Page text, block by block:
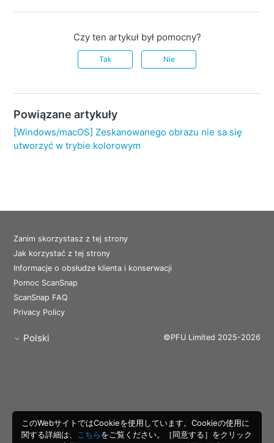
Czy ten artykuł był pomocny?
Tak Nie
Powiązane artykuły
[Windows/macOS] Zeskanowanego obrazu nie sa się
utworzyć w trybie kolorowym
Zanim skorzystasz z tej strony
Jak korzystać z tej strony
Informacje o obsłudze klienta i konserwacji
Pomoc ScanSnap
ScanSnap FAQ
Privacy Policy
Polski ©PFU Limited 2025-2026
このWebサイトではCookieを使用しています。Cookieの使用に
関する詳細は、
こちらをご覧ください。［同意する］をクリック